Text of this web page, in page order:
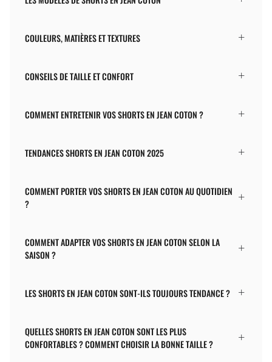
COULEURS, MATIÈRES ET TEXTURES
CONSEILS DE TAILLE ET CONFORT
COMMENT ENTRETENIR VOS SHORTS EN JEAN COTON ?
TENDANCES SHORTS EN JEAN COTON 2025
COMMENT PORTER VOS SHORTS EN JEAN COTON AU QUOTIDIEN
?
COMMENT ADAPTER VOS SHORTS EN JEAN COTON SELON LA
SAISON ?
LES SHORTS EN JEAN COTON SONT-ILS TOUJOURS TENDANCE ?
QUELLES SHORTS EN JEAN COTON SONT LES PLUS
CONFORTABLES ? COMMENT CHOISIR LA BONNE TAILLE ?